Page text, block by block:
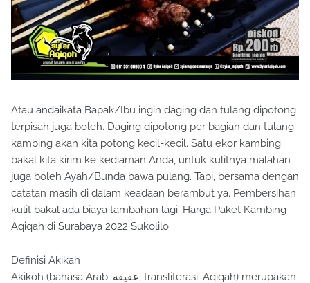
Atau andaikata Bapak/Ibu ingin daging dan tulang dipotong
terpisah juga boleh. Daging dipotong per bagian dan tulang
kambing akan kita potong kecil-kecil. Satu ekor kambing
bakal kita kirim ke kediaman Anda, untuk kulitnya malahan
juga boleh Ayah/Bunda bawa pulang. Tapi, bersama dengan
catatan masih di dalam keadaan berambut ya. Pembersihan
kulit bakal ada biaya tambahan lagi. Harga Paket Kambing
Aqiqah di Surabaya 2022 Sukolilo.
Definisi Akikah
Akikoh (bahasa Arab: عقيقة, transliterasi: Aqiqah) merupakan